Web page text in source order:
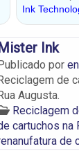
Mister Ink
por
de
Augusta.
Reciclagem
cartuchos na
de